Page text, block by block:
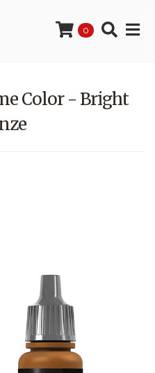
0
Color - Bright